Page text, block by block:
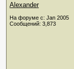
Alexander
На форуме с: Jan 2005
Сообщений: 3,873